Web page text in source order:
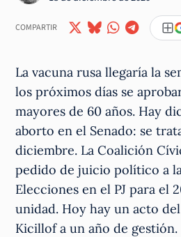
COMPARTIR
La vacuna rusa llegaría la
los próximos días se
mayores de 60 años. Hay
aborto en el Senado: se
diciembre. La Coalición
pedido de juicio político a
Elecciones en el PJ para el
unidad. Hoy hay un acto
Kicillof a un año de gestión.